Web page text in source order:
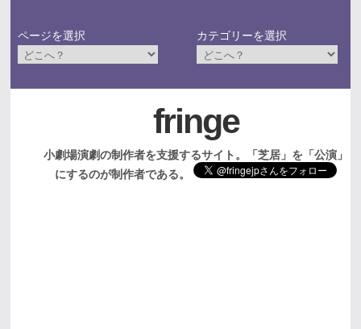
ページを選択 カテゴリーを選択
fringe
小劇場演劇の制作者を支援するサイト。「芝居」を「公演」
にするのが制作者である。